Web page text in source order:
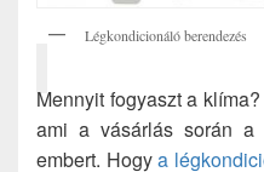
Légkondicionáló berendezés
Mennyit fogyaszt a
ami a vásárlás során a
embert. Hogya